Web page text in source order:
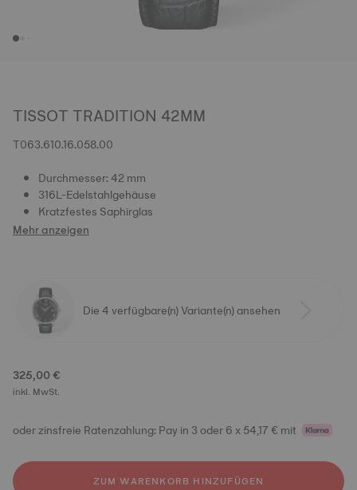
TISSOT TRADITION 42MM
T063.610.16.058.00
Durchmesser: 42 mm
316L-Edelstahlgehäuse
Kratzfestes Saphirglas
Mehr anzeigen
Die 4 verfügbare(n) Variante(n) ansehen
325,00 €
inkl. MwSt.
oder zinsfreie Ratenzahlung: Pay in 3 oder 6 x 54,17 € mit
ZUM WARENKORB HINZUFÜGEN